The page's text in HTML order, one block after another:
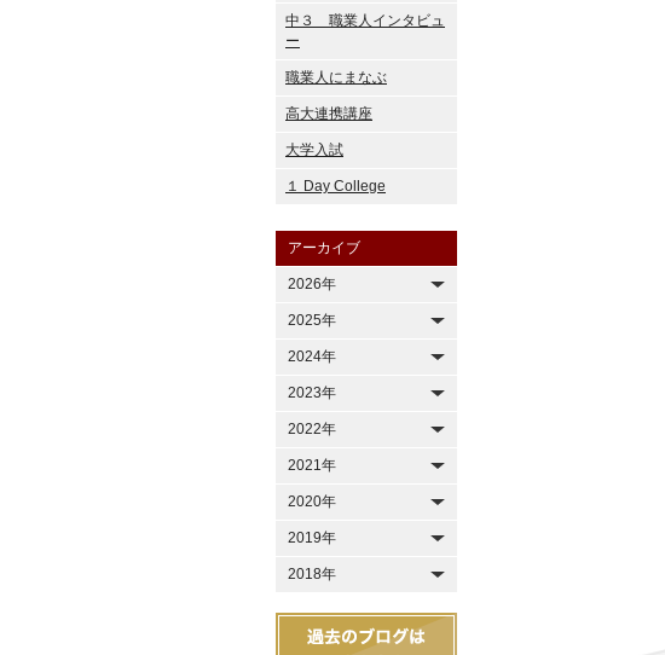
中３ 職業人インタビュ
ー
職業人にまなぶ
高大連携講座
大学入試
１ Day College
アーカイブ
2026年
2025年
2024年
2023年
2022年
2021年
2020年
2019年
2018年